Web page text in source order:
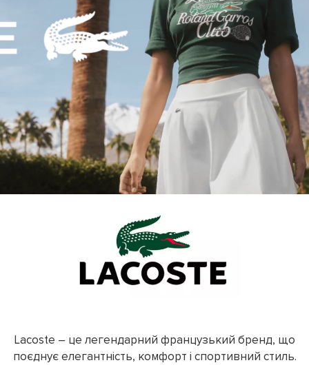
Lacoste – це легендарний французький бренд, що
поєднує елегантність, комфорт і спортивний стиль.